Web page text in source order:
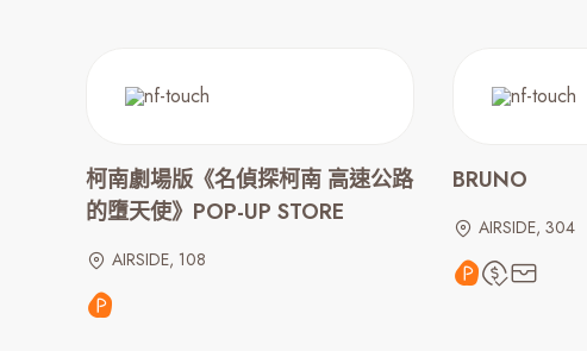
柯南劇場版《名偵探柯南 高速公路
的墮天使》POP-UP STORE
AIRSIDE, 108
BRUNO
AIRSIDE, 304